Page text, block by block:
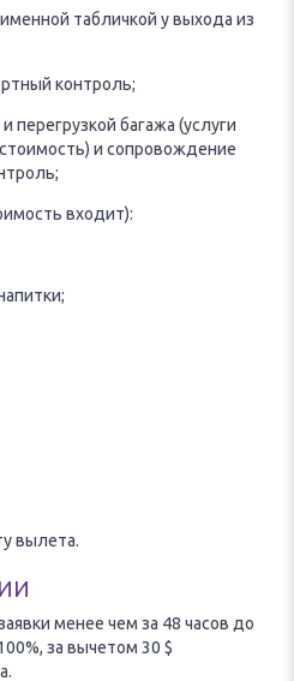
табличкой у выхода из
контроль;
перегрузкой багажа (услуги
и сопровождение
входит):
вылета.
менее чем за 48 часов до
за вычетом 30 $